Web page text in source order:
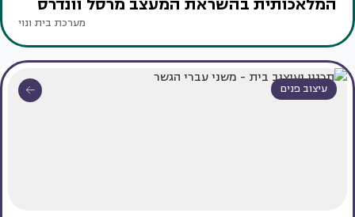
מערכת בית ונוי
עיצוב פנים